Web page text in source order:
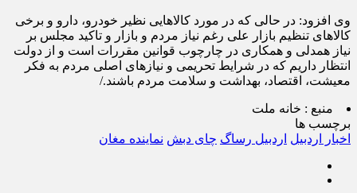
وی افزود: در حالی که در مورد کالاهایی نظیر خودرو، دارو و برخی
کالاهای تنظیم بازار علی رغم نیاز مردم و بازار و تاکید مجلس بر
نیاز همدلی و همکاری در چارچوب قوانین مقررات است و از دولت
انتظار داریم که در شرایط تحریمی و نیازهای اصلی مردم به فکر
معیشت، اقتصاد، بهداشت و سلامت مردم باشند./
منبع : خانه ملت
برچسب ها
اخبار اردبیل اردبیل رساگ چای دبش نماینده مغان